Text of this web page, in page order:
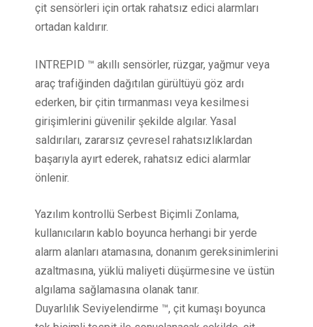
çit sensörleri için ortak rahatsız edici alarmları
ortadan kaldırır.
INTREPID ™ akıllı sensörler, rüzgar, yağmur veya
araç trafiğinden dağıtılan gürültüyü göz ardı
ederken, bir çitin tırmanması veya kesilmesi
girişimlerini güvenilir şekilde algılar. Yasal
saldırıları, zararsız çevresel rahatsızlıklardan
başarıyla ayırt ederek, rahatsız edici alarmlar
önlenir.
Yazılım kontrollü Serbest Biçimli Zonlama,
kullanıcıların kablo boyunca herhangi bir yerde
alarm alanları atamasına, donanım gereksinimlerini
azaltmasına, yüklü maliyeti düşürmesine ve üstün
algılama sağlamasına olanak tanır.
Duyarlılık Seviyelendirme ™, çit kumaşı boyunca